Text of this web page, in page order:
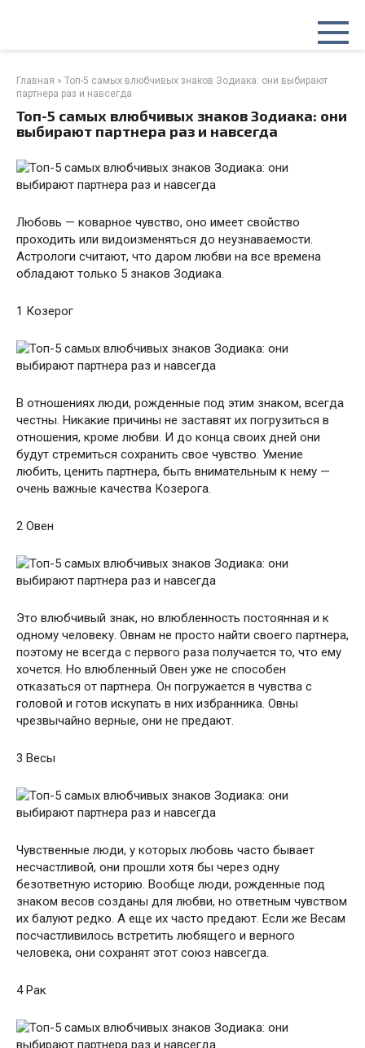
Главная » Топ-5 самых влюбчивых знаков Зодиака: они выбирают
партнера раз и навсегда
Топ-5 самых влюбчивых знаков Зодиака: они
выбирают партнера раз и навсегда
Любовь — коварное чувство, оно имеет свойство
проходить или видоизменяться до неузнаваемости.
Астрологи считают, что даром любви на все времена
обладают только 5 знаков Зодиака.
1 Козерог
В отношениях люди, рожденные под этим знаком, всегда
честны. Никакие причины не заставят их погрузиться в
отношения, кроме любви. И до конца своих дней они
будут стремиться сохранить свое чувство. Умение
любить, ценить партнера, быть внимательным к нему —
очень важные качества Козерога.
2 Овен
Это влюбчивый знак, но влюбленность постоянная и к
одному человеку. Овнам не просто найти своего партнера,
поэтому не всегда с первого раза получается то, что ему
хочется. Но влюбленный Овен уже не способен
отказаться от партнера. Он погружается в чувства с
головой и готов искупать в них избранника. Овны
чрезвычайно верные, они не предают.
3 Весы
Чувственные люди, у которых любовь часто бывает
несчастливой, они прошли хотя бы через одну
безответную историю. Вообще люди, рожденные под
знаком весов созданы для любви, но ответным чувством
их балуют редко. А еще их часто предают. Если же Весам
посчастливилось встретить любящего и верного
человека, они сохранят этот союз навсегда.
4 Рак